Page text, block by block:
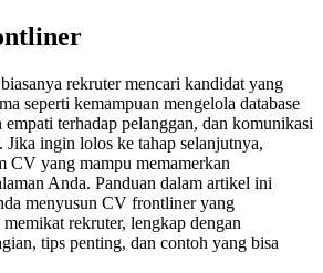
rekruter mencari kandidat yang
seperti kemampuan mengelola database
terhadap pelanggan, dan komunikasi
Jika ingin lolos ke tahap selanjutnya,
CV yang mampu memamerkan
Anda. Panduan dalam artikel ini
menyusun CV frontliner yang
rekruter, lengkap dengan
tips penting, dan contoh yang bisa